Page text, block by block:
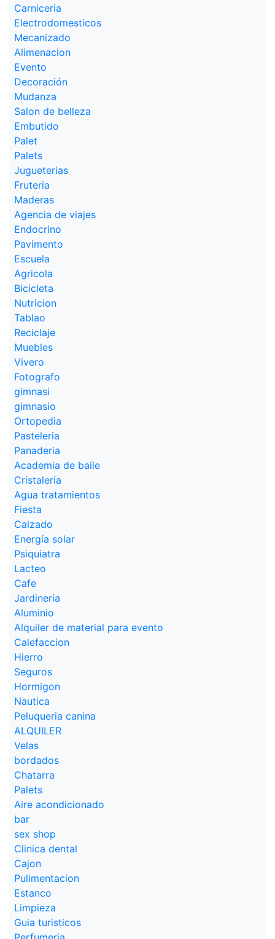
Carniceria
Electrodomesticos
Mecanizado
Alimenacion
Evento
Decoración
Mudanza
Salon de belleza
Embutido
Palet
Palets
Jugueterias
Fruteria
Maderas
Agencia de viajes
Endocrino
Pavimento
Escuela
Agricola
Bicicleta
Nutricion
Tablao
Reciclaje
Muebles
Vivero
Fotografo
gimnasi
gimnasio
Ortopedia
Pasteleria
Panaderia
Academia de baile
Cristaleria
Agua tratamientos
Fiesta
Calzado
Energía solar
Psiquiatra
Lacteo
Cafe
Jardineria
Aluminio
Alquiler de material para evento
Calefaccion
Hierro
Seguros
Hormigon
Nautica
Peluqueria canina
ALQUILER
Velas
bordados
Chatarra
Palets
Aire acondicionado
bar
sex shop
Clinica dental
Cajon
Pulimentacion
Estanco
Limpieza
Guia turisticos